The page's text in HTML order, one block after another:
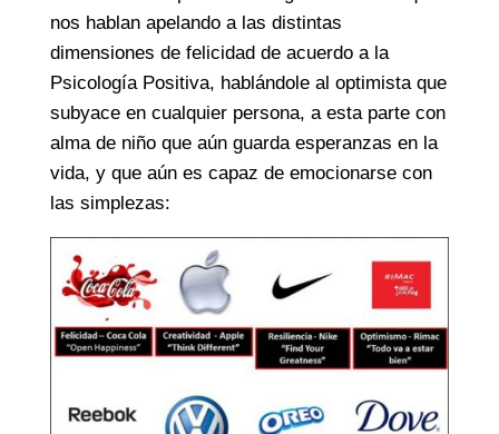
nos hablan apelando a las distintas
dimensiones de felicidad de acuerdo a la
Psicología Positiva, hablándole al optimista que
subyace en cualquier persona, a esta parte con
alma de niño que aún guarda esperanzas en la
vida, y que aún es capaz de emocionarse con
las simplezas: